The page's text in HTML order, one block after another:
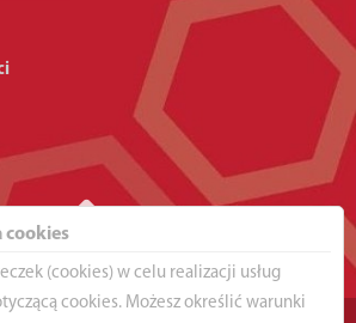
cookies
(cookies) w celu realizacji usług
cookies. Możesz określić warunki